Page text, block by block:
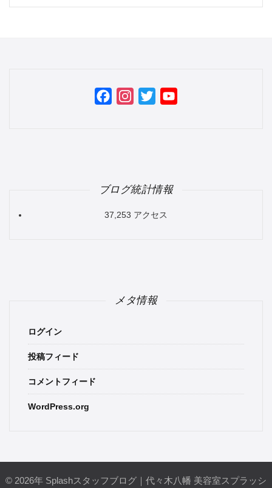
FacebookInstagram
Twitter
ブログ統計情報
37,253 アクセス
メタ情報
ログイン
投稿フィード
コメントフィード
WordPress.org
© 2026年 Splashスタッフブログ｜代々木八幡 美容室スプラッシ